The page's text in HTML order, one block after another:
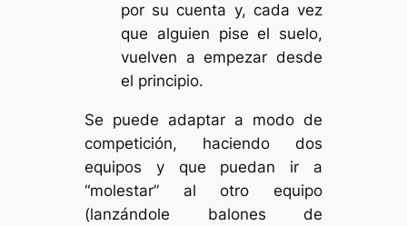
por su cuenta y, cada vez
que alguien pise el suelo,
vuelven a empezar desde
el principio.
Se puede adaptar a modo de
competición, haciendo dos
equipos y que puedan ir a
“molestar” al otro equipo
(lanzándole balones de